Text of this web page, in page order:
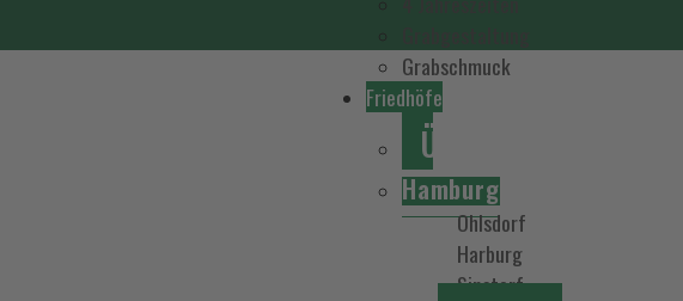
Grabschmuck
Friedhöfe
Übersichtskarte
Hamburg
Ohlsdorf
Harburg
Sinstorf